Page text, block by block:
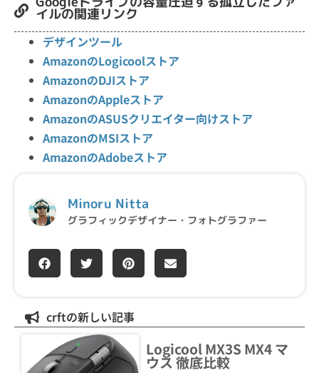
イルの関連リンク
デザインツール
AmazonのLogicoolストア
AmazonのDJIストア
AmazonのAppleストア
AmazonのASUSクリエイター向けストア
AmazonのMSIストア
AmazonのAdobeストア
Minoru Nitta
グラフィックデザイナー・フォトグラファー
crftの新しい記事
Logicool MX3S MX4 マ
ウス 徹底比較